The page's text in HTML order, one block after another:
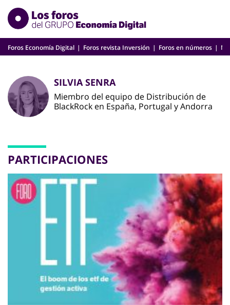
Skip
content
Foros Economía Digital Foros revista Inversión Foros en números
SILVIA SENRA
Miembro del equipo de Distribución de
BlackRock en España, Portugal y Andorra
PARTICIPACIONES